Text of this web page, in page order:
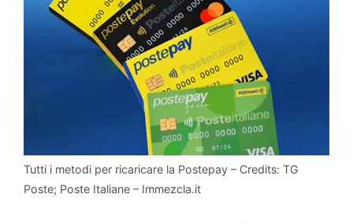
Tutti i metodi per ricaricare la Postepay – Credits: TG
Poste; Poste Italiane – Immezcla.it